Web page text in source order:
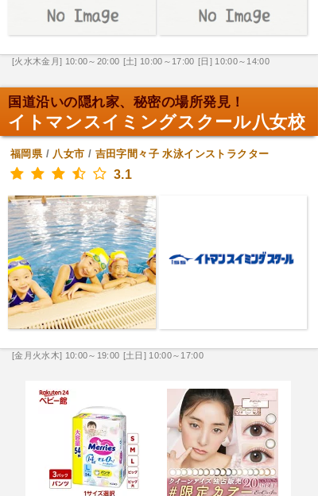
[火水木金月] 10:00～20:00 [土] 10:00～17:00 [日] 10:00～14:00
国道沿いの隠れ家、秘密の場所発見！
イトマンスイミングスクール八女校
福岡県/ 八女市 / 吉田字間々子 水泳インストラクター
3.1
[金月火水木] 10:00～19:00 [土日] 10:00～17:00